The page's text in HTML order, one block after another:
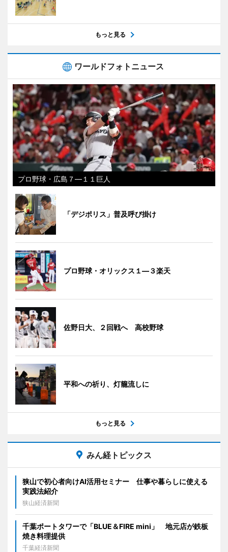
もっと見る
ワールドフォトニュース
プロ野球・広島７―１１巨人
「デジポリス」普及呼び掛け
プロ野球・オリックス１―３楽天
佐野日大、２回戦へ 高校野球
平和への祈り、灯籠流しに
もっと見る
みん経トピックス
狭山で初心者向けAI活用セミナー 仕事や暮らしに使える
実践法紹介
狭山経済新聞
千葉ポートタワーで「BLUE＆FIRE mini」 地元店が鉄板
焼き料理提供
千葉経済新聞